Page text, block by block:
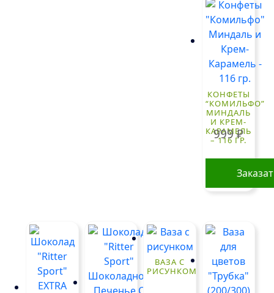
КОНФЕТЫ
“КОМИЛЬФО”
МИНДАЛЬ
И КРЕМ-
КАРАМЕЛЬ
– 116 ГР.
999₽
ВАЗА С
РИСУНКОМ